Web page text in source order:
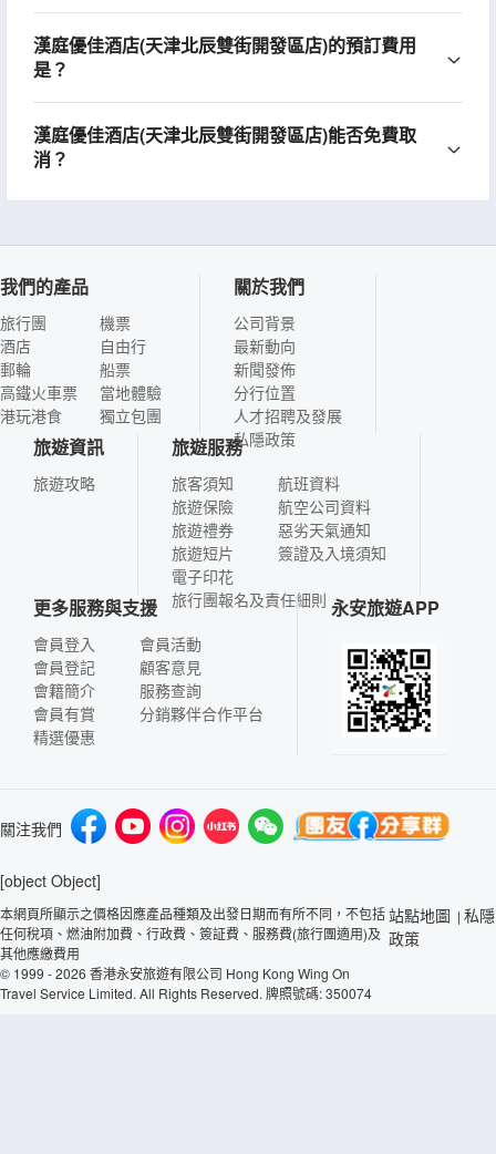
漢庭優佳酒店(天津北辰雙街開發區店)的預訂費用
是？
漢庭優佳酒店(天津北辰雙街開發區店)能否免費取
消？
我們的產品
旅行團
酒店
郵輪
高鐵火車票
港玩港食
機票
自由行
船票
當地體驗
獨立包團
關於我們
公司背景
最新動向
新聞發佈
分行位置
人才招聘及發展
私隱政策
旅遊資訊
旅遊攻略
旅遊服務
旅客須知
旅遊保險
旅遊禮券
旅遊短片
電子印花
航班資料
航空公司資料
惡劣天氣通知
簽證及入境須知
旅行團報名及責任細則
更多服務與支援
會員登入
會員登記
會籍簡介
會員有賞
精選優惠
會員活動
顧客意見
服務查詢
分銷夥伴合作平台
永安旅遊APP
關注我們
[object Object]
本網頁所顯示之價格因應產品種類及出發日期而有所不同，不包括
任何稅項、燃油附加費、行政費、簽証費、服務費(旅行團適用)及
其他應繳費用
© 1999 - 2026 香港永安旅遊有限公司 Hong Kong Wing On
Travel Service Limited. All Rights Reserved. 牌照號碼: 350074
站點地圖 | 私隱
政策